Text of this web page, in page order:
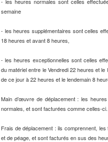
semaine
- les heures supplémentaires sont celles
18 heures et avant 8 heures,
- les heures exceptionnelles sont celles
du matériel entre le Vendredi 22 heures et
de ce jour à 22 heures et le lendemain 8
Main d’œuvre de déplacement : les
normales, et sont facturées comme celles-ci.
Frais de déplacement : ils comprennent,
et de péage, et sont facturés en sus des